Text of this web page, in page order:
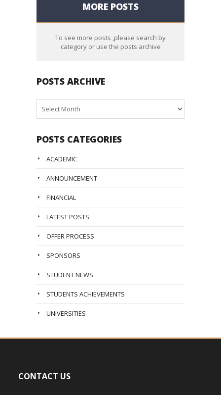
MORE POSTS
To see more posts ,please search by
category or use the posts archive
POSTS ARCHIVE
Archive
POSTS CATEGORIES
ACADEMIC
ANNOUNCEMENT
FINANCIAL
LATEST POSTS
OFFER PROCESS
SPONSORS
STUDENT NEWS
STUDENTS ACHIEVEMENTS
UNIVERSITIES
CONTACT US